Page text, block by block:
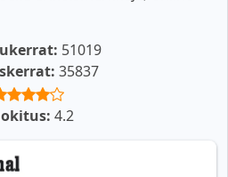
51019
35837
4.2